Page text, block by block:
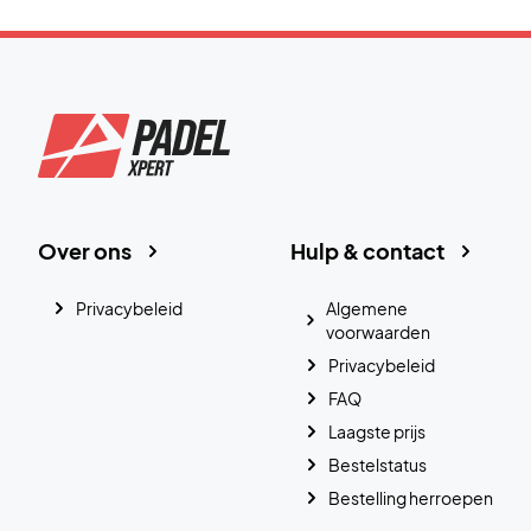
Hulp & contact
Algemene
voorwaarden
Privacybeleid
FAQ
Laagste prijs
Bestelstatus
Bestelling herroepen
Over ons
Privacybeleid